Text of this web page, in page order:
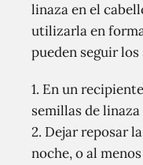
linaza en el
utilizarla en
pueden seguir
1. En un
semillas de
2. Dejar reposar
noche, o al